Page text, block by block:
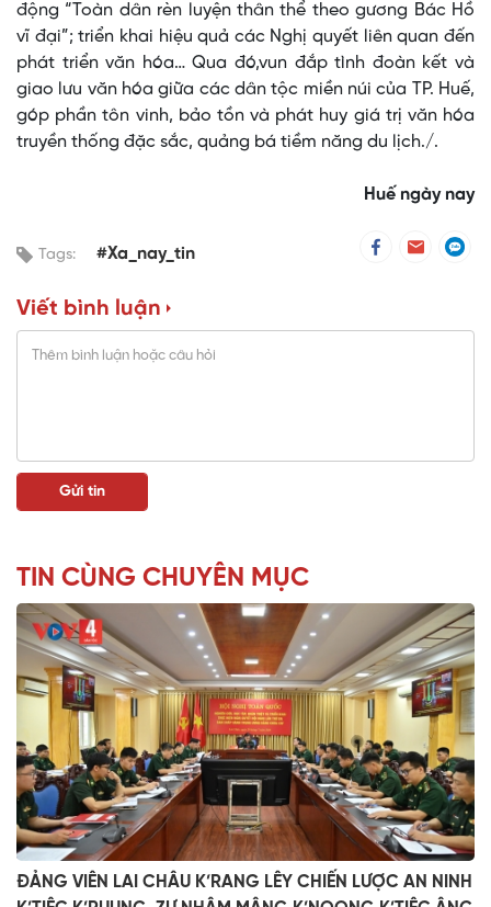
động “Toàn dân rèn luyện thân thể theo gương Bác Hồ
vĩ đại”; triển khai hiệu quả các Nghị quyết liên quan đến
phát triển văn hóa… Qua đó,vun đắp tình đoàn kết và
giao lưu văn hóa giữa các dân tộc miền núi của TP. Huế,
góp phần tôn vinh, bảo tồn và phát huy giá trị văn hóa
truyền thống đặc sắc, quảng bá tiềm năng du lịch./.
Huế ngày nay
Tags: #Xa_nay_tin
Viết bình luận
TIN CÙNG CHUYÊN MỤC
ĐẢNG VIÊN LAI CHÂU K’RANG LÊY CHIẾN LƯỢC AN NINH